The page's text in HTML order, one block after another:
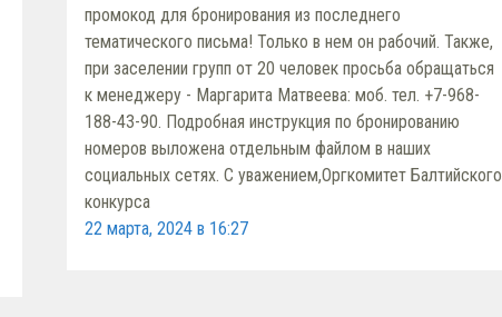
промокод для бронирования из последнего
тематического письма! Только в нем он рабочий. Также,
при заселении групп от 20 человек просьба обращаться
к менеджеру - Маргарита Матвеева: моб. тел. +7-968-
188-43-90. Подробная инструкция по бронированию
номеров выложена отдельным файлом в наших
социальных сетях. С уважением,Оргкомитет Балтийского
конкурса
22 марта, 2024 в 16:27